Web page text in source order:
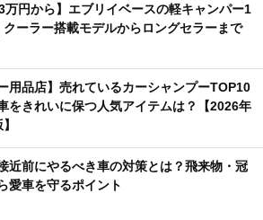
万円から】エブリイベースの軽キャンパー1
クーラー搭載モデルからロングセラーまで
ー用品店】売れているカーシャンプーTOP10
車をきれいに保つ人気アイテムは？【2026年
近前にやるべき車の対策とは？飛来物・冠
愛車を守るポイント